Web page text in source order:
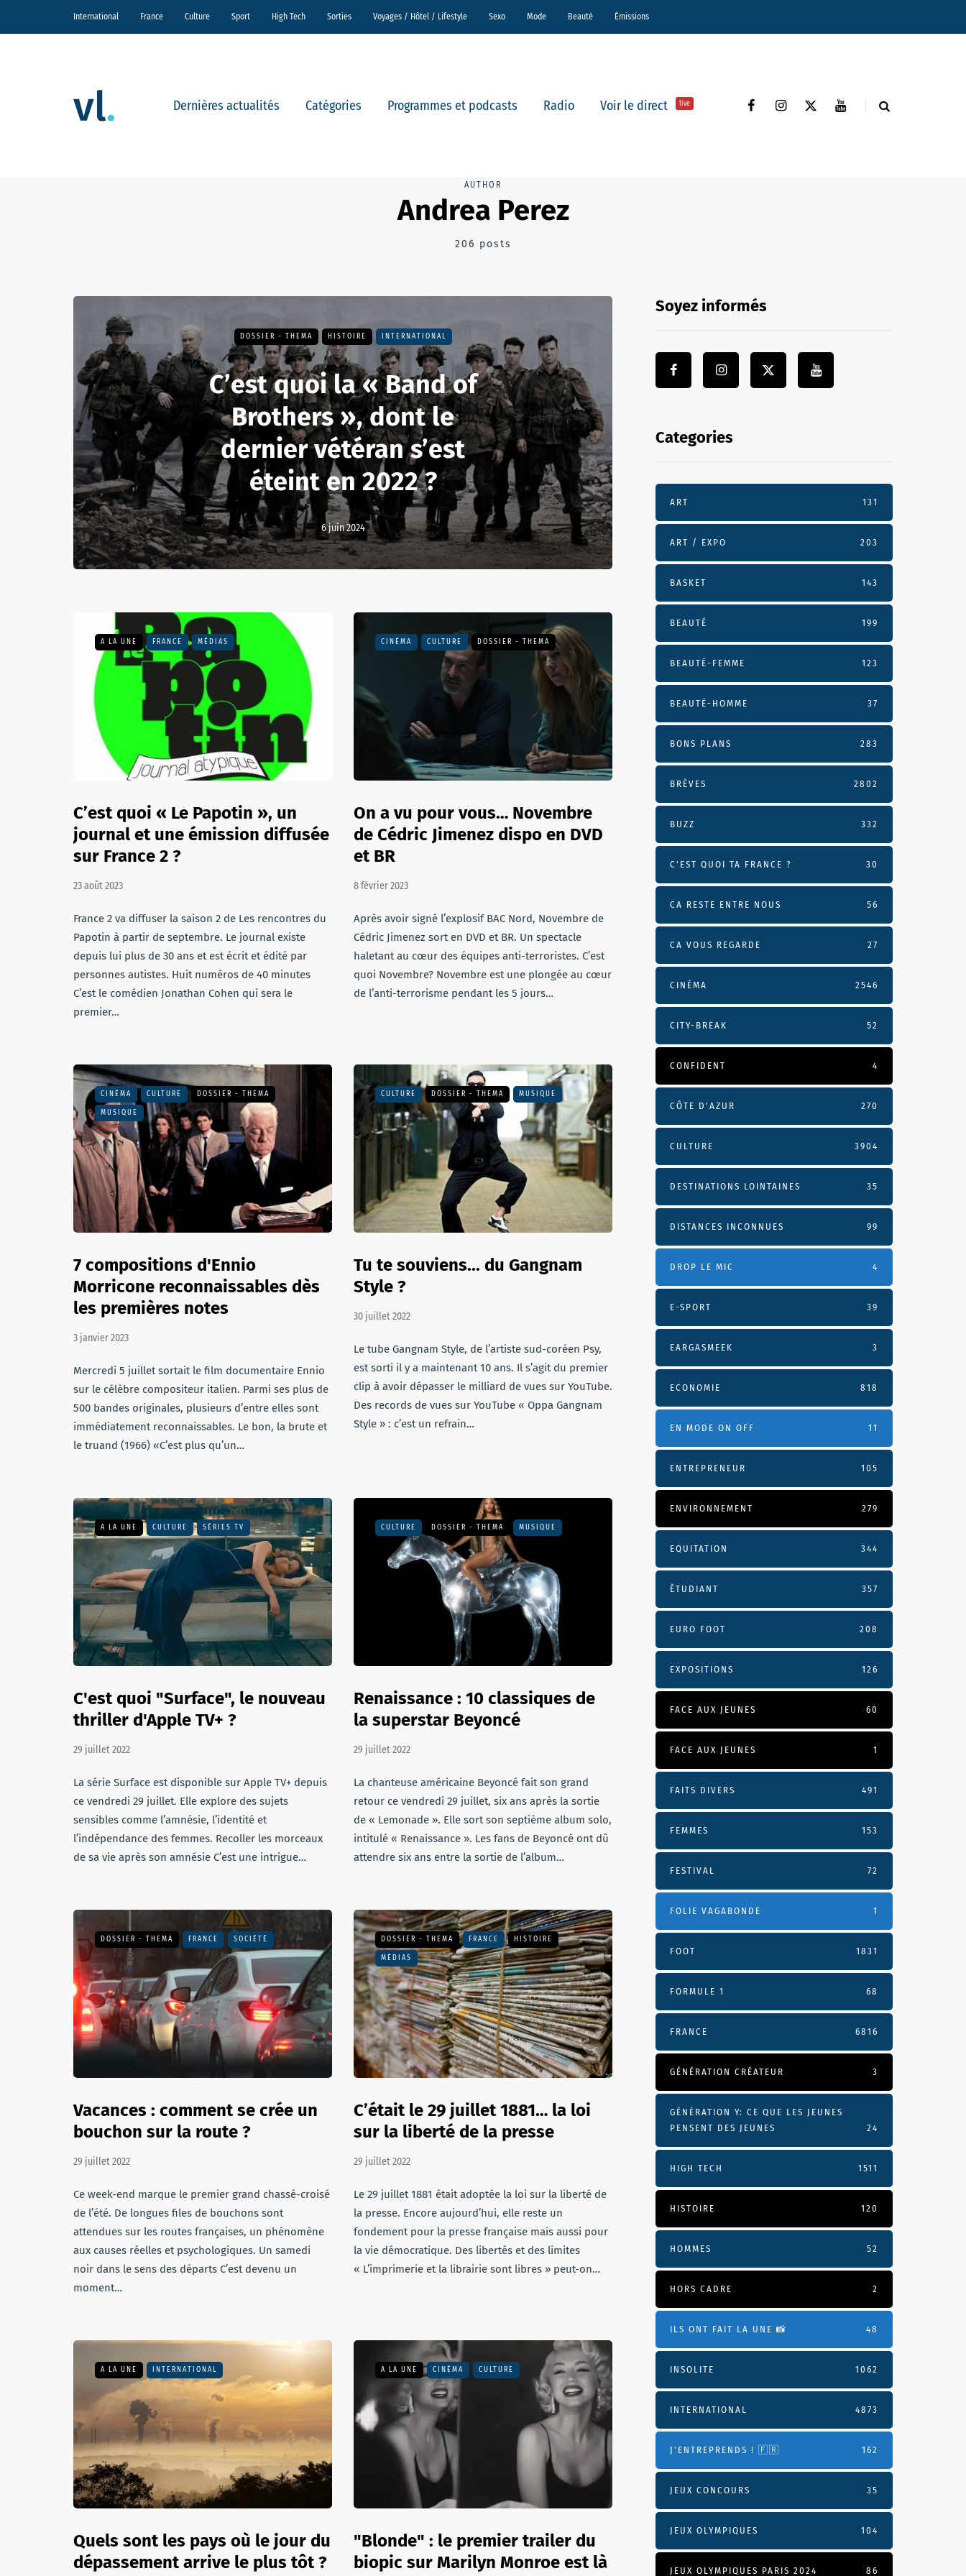
International France Culture Sport High Tech Sorties Voyages / Hôtel / Lifestyle Sexo Mode Beauté Émissions
Dernières actualités Catégories Programmes et podcasts Radio Voir le direct live
AUTHOR
Andrea Perez
206 posts
DOSSIER - THEMA HISTOIRE INTERNATIONAL
C’est quoi la « Band of
Brothers », dont le
dernier vétéran s’est
éteint en 2022 ?
6 juin 2024
A LA UNE FRANCE MÉDIAS
C’est quoi « Le Papotin », un
journal et une émission diffusée
sur France 2 ?
23 août 2023
France 2 va diffuser la saison 2 de Les rencontres du
Papotin à partir de septembre. Le journal existe
depuis lui plus de 30 ans et est écrit et édité par
personnes autistes. Huit numéros de 40 minutes
C’est le comédien Jonathan Cohen qui sera le
premier…
CINÉMA CULTURE DOSSIER - THEMA
On a vu pour vous… Novembre
de Cédric Jimenez dispo en DVD
et BR
8 février 2023
Après avoir signé l’explosif BAC Nord, Novembre de
Cédric Jimenez sort en DVD et BR. Un spectacle
haletant au cœur des équipes anti-terroristes. C’est
quoi Novembre? Novembre est une plongée au cœur
de l’anti-terrorisme pendant les 5 jours…
CINÉMA CULTURE DOSSIER - THEMA
MUSIQUE
7 compositions d'Ennio
Morricone reconnaissables dès
les premières notes
3 janvier 2023
Mercredi 5 juillet sortait le film documentaire Ennio
sur le célèbre compositeur italien. Parmi ses plus de
500 bandes originales, plusieurs d’entre elles sont
immédiatement reconnaissables. Le bon, la brute et
le truand (1966) «C’est plus qu’un…
CULTURE DOSSIER - THEMA MUSIQUE
Tu te souviens... du Gangnam
Style ?
30 juillet 2022
Le tube Gangnam Style, de l’artiste sud-coréen Psy,
est sorti il y a maintenant 10 ans. Il s’agit du premier
clip à avoir dépasser le milliard de vues sur YouTube.
Des records de vues sur YouTube « Oppa Gangnam
Style » : c’est un refrain…
A LA UNE CULTURE SÉRIES TV
C'est quoi "Surface", le nouveau
thriller d'Apple TV+ ?
29 juillet 2022
La série Surface est disponible sur Apple TV+ depuis
ce vendredi 29 juillet. Elle explore des sujets
sensibles comme l’amnésie, l’identité et
l’indépendance des femmes. Recoller les morceaux
de sa vie après son amnésie C’est une intrigue…
CULTURE DOSSIER - THEMA MUSIQUE
Renaissance : 10 classiques de
la superstar Beyoncé
29 juillet 2022
La chanteuse américaine Beyoncé fait son grand
retour ce vendredi 29 juillet, six ans après la sortie
de « Lemonade ». Elle sort son septième album solo,
intitulé « Renaissance ». Les fans de Beyoncé ont dû
attendre six ans entre la sortie de l’album…
DOSSIER - THEMA FRANCE SOCIÉTÉ
Vacances : comment se crée un
bouchon sur la route ?
29 juillet 2022
Ce week-end marque le premier grand chassé-croisé
de l’été. De longues files de bouchons sont
attendues sur les routes françaises, un phénomène
aux causes réelles et psychologiques. Un samedi
noir dans le sens des départs C’est devenu un
moment…
DOSSIER - THEMA FRANCE HISTOIRE
MÉDIAS
C’était le 29 juillet 1881… la loi
sur la liberté de la presse
29 juillet 2022
Le 29 juillet 1881 était adoptée la loi sur la liberté de
la presse. Encore aujourd’hui, elle reste un
fondement pour la presse française mais aussi pour
la vie démocratique. Des libertés et des limites
« L’imprimerie et la librairie sont libres » peut-on…
A LA UNE INTERNATIONAL
Quels sont les pays où le jour du
dépassement arrive le plus tôt ?
A LA UNE CINÉMA CULTURE
"Blonde" : le premier trailer du
biopic sur Marilyn Monroe est là
Soyez informés
Categories
ART 131
ART / EXPO 203
BASKET 143
BEAUTÉ 199
BEAUTÉ-FEMME 123
BEAUTÉ-HOMME 37
BONS PLANS 283
BRÈVES 2802
BUZZ 332
C'EST QUOI TA FRANCE ? 30
CA RESTE ENTRE NOUS 56
CA VOUS REGARDE 27
CINÉMA 2546
CITY-BREAK 52
CONFIDENT 4
CÔTE D’AZUR 270
CULTURE 3904
DESTINATIONS LOINTAINES 35
DISTANCES INCONNUES 99
DROP LE MIC 4
E-SPORT 39
EARGASMEEK 3
ECONOMIE 818
EN MODE ON OFF 11
ENTREPRENEUR 105
ENVIRONNEMENT 279
EQUITATION 344
ÉTUDIANT 357
EURO FOOT 208
EXPOSITIONS 126
FACE AUX JEUNES 60
FACE AUX JEUNES 1
FAITS DIVERS 491
FEMMES 153
FESTIVAL 72
FOLIE VAGABONDE 1
FOOT 1831
FORMULE 1 68
FRANCE 6816
GÉNÉRATION CRÉATEUR 3
GÉNÉRATION Y: CE QUE LES JEUNES
PENSENT DES JEUNES
24
HIGH TECH 1511
HISTOIRE 120
HOMMES 52
HORS CADRE 2
ILS ONT FAIT LA UNE 📸 48
INSOLITE 1062
INTERNATIONAL 4873
J'ENTREPRENDS ! 🇫🇷 162
JEUX CONCOURS 35
JEUX OLYMPIQUES 104
JEUX OLYMPIQUES PARIS 2024 86